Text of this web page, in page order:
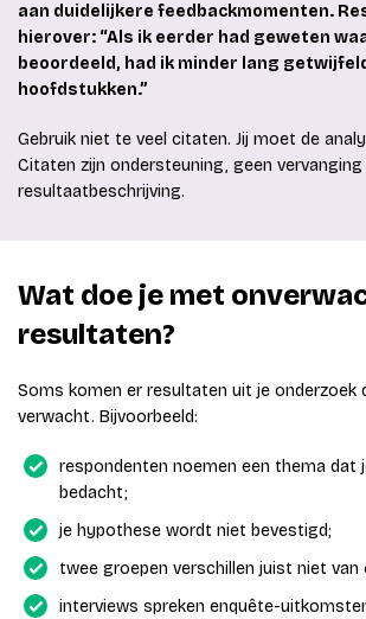
aan duidelijkere feedbackmomenten.
hierover: “Als ik eerder had geweten
beoordeeld, had ik minder lang
hoofdstukken.”
Gebruik niet te veel citaten. Jij moet de
Citaten zijn ondersteuning, geen vervanging
resultaatbeschrijving.
Wat doe je met
resultaten?
Soms komen er resultaten uit je onderzoek
verwacht. Bijvoorbeeld:
respondenten noemen een thema dat
bedacht;
je hypothese wordt niet bevestigd;
twee groepen verschillen juist niet van
interviews spreken enquête-